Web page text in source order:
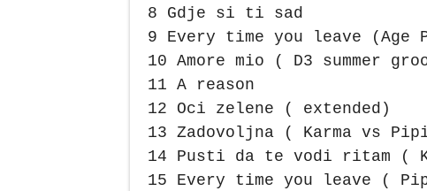
8 Gdje si ti sad
9 Every time you leave (Age
10 Amore mio ( D3 summer
11 A reason
12 Oci zelene ( extended)
13 Zadovoljna ( Karma vs
14 Pusti da te vodi ritam (
15 Every time you leave (